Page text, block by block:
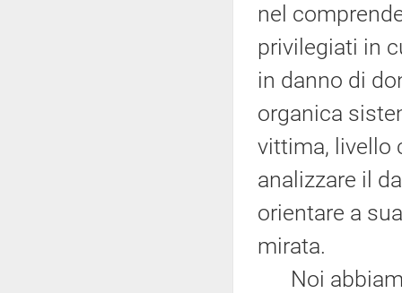
nel
privilegiati in
in danno di
organica
vittima, livello
analizzare il
orientare a
mirata.
Noi